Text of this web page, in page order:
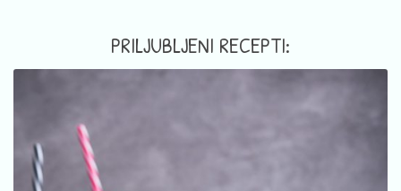
PRILJUBLJENI RECEPTI: